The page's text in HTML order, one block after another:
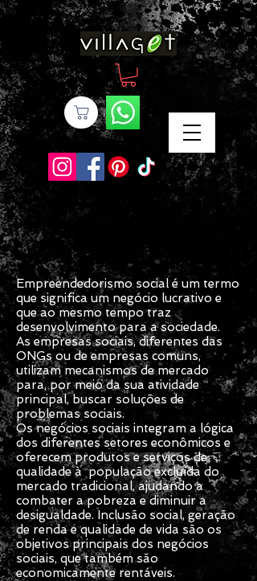
Empreendedorismo social é um termo
que significa um negócio lucrativo e
que ao mesmo tempo traz
desenvolvimento para a sociedade.
As empresas sociais, diferentes das
ONGs ou de empresas comuns,
utilizam mecanismos de mercado
para, por meio da sua atividade
principal, buscar soluções de
problemas sociais.
Os negócios sociais integram a lógica
dos diferentes setores econômicos e
oferecem produtos e serviços de
qualidade à população excluída do
mercado tradicional, ajudando a
combater a pobreza e diminuir a
desigualdade. Inclusão social, geração
de renda e qualidade de vida são os
objetivos principais dos negócios
sociais, que também são
economicamente rentáveis.